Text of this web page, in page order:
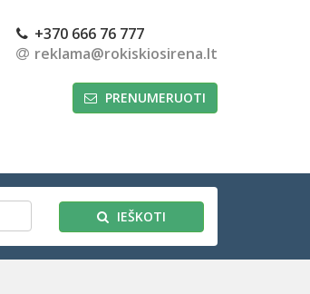
+370 666 76 777
reklama@rokiskiosirena.lt
PRENUMERUOTI
IEŠKOTI